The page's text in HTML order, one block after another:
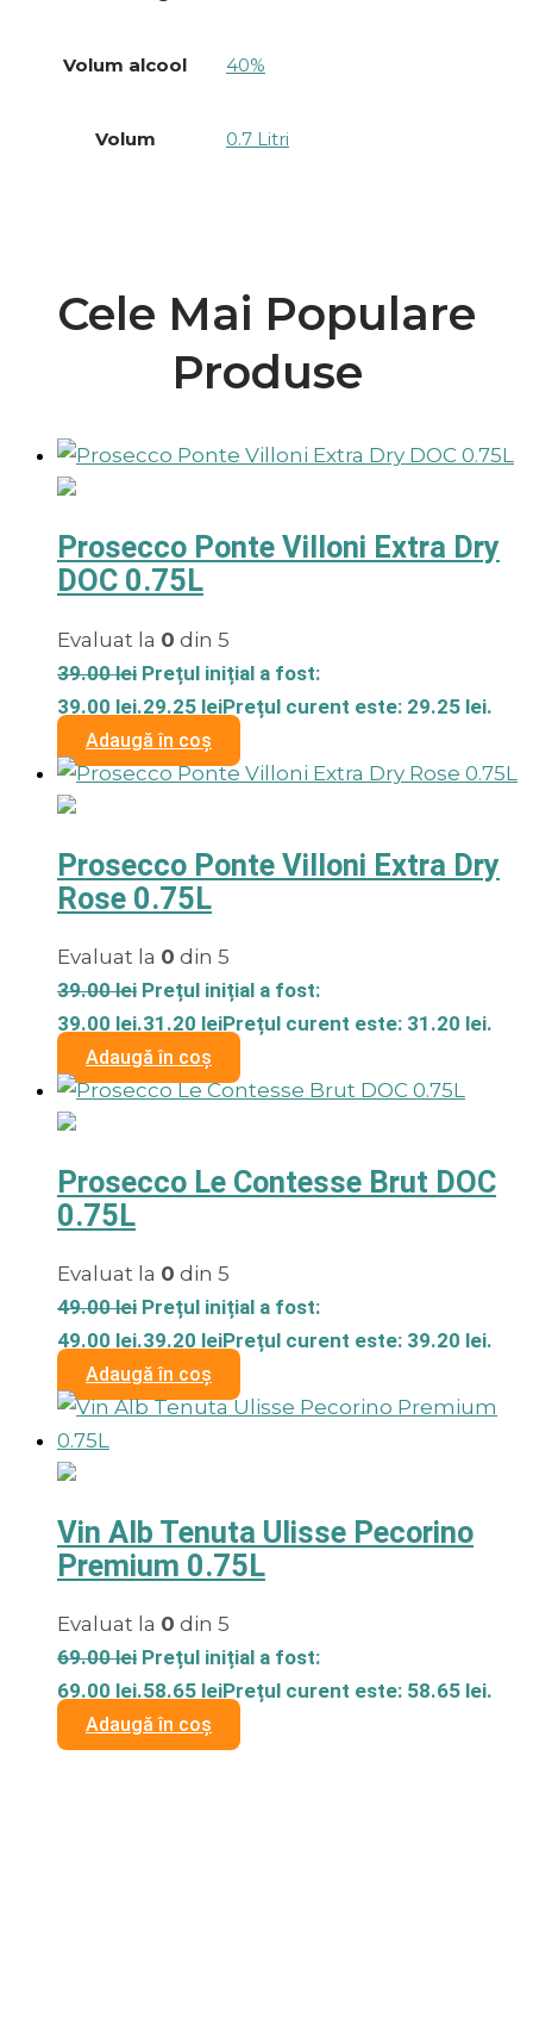
Volum alcool 40%
Volum 0.7 Litri
Cele Mai Populare
Produse
Prosecco Ponte Villoni Extra Dry
DOC 0.75L
Evaluat la 0 din 5
39.00lei Prețul inițial a fost:
39.00 lei.29.25 leiPrețul curent este: 29.25 lei.
Adaugă în coș
Prosecco Ponte Villoni Extra Dry
Rose 0.75L
Evaluat la 0 din 5
39.00lei Prețul inițial a fost:
39.00 lei.31.20 leiPrețul curent este: 31.20 lei.
Adaugă în coș
Prosecco Le Contesse Brut DOC
0.75L
Evaluat la 0 din 5
49.00lei Prețul inițial a fost:
49.00 lei.39.20 leiPrețul curent este: 39.20 lei.
Adaugă în coș
Vin Alb Tenuta Ulisse Pecorino
Premium 0.75L
Evaluat la 0 din 5
69.00lei Prețul inițial a fost:
69.00 lei.58.65 leiPrețul curent este: 58.65 lei.
Adaugă în coș